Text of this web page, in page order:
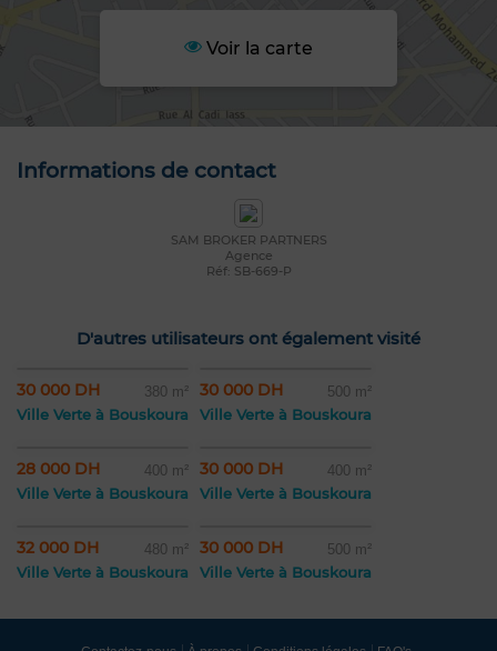
Voir la carte
Informations de contact
SAM BROKER PARTNERS
Agence
Réf: SB-669-P
D'autres utilisateurs ont également visité
30 000 DH 380 m²
Ville Verte à Bouskoura
30 000 DH 500 m²
Ville Verte à Bouskoura
28 000 DH 400 m²
Ville Verte à Bouskoura
30 000 DH 400 m²
Ville Verte à Bouskoura
32 000 DH 480 m²
Ville Verte à Bouskoura
30 000 DH 500 m²
Ville Verte à Bouskoura